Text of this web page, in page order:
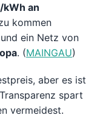
an
kommen
ein Netz von
. (MAINGAU)
aber es ist
spart
vermeidest.